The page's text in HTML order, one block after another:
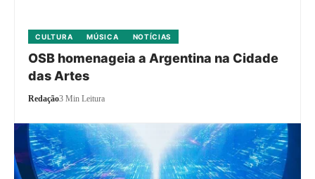
CULTURA MÚSICA NOTÍCIAS
OSB homenageia a Argentina na Cidade
das Artes
Redação3 Min Leitura